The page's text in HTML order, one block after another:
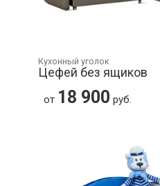
Кухонный уголок
Цефей без ящиков
от 18 900 руб.